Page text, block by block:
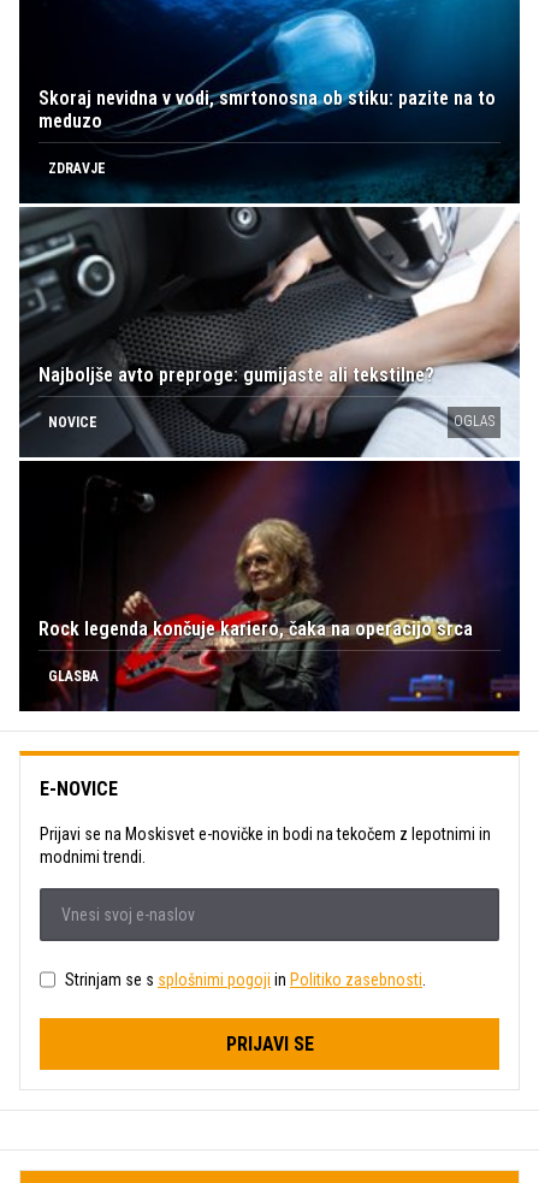
Skoraj nevidna v vodi, smrtonosna ob stiku: pazite na to
meduzo
ZDRAVJE
Najboljše avto preproge: gumijaste ali tekstilne?
NOVICE OGLAS
Rock legenda končuje kariero, čaka na operacijo srca
GLASBA
E-NOVICE
Prijavi se na Moskisvet e-novičke in bodi na tekočem z lepotnimi in
modnimi trendi.
Strinjam se s splošnimi pogoji in Politiko zasebnosti
PRIJAVI SE